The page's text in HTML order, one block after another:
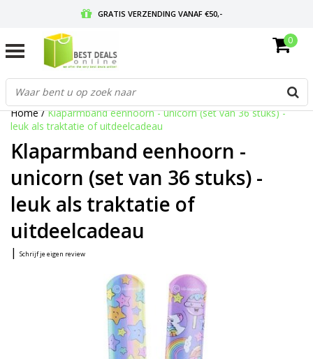
GRATIS VERZENDING VANAF €50,-
GRATIS RETOURNEREN EN 30 DAGEN BEDENKTIJD
0
Home/Klaparmband eenhoorn - unicorn (set van 36 stuks) -
leuk als traktatie of uitdeelcadeau
Klaparmband eenhoorn -
unicorn (set van 36 stuks) -
leuk als traktatie of
uitdeelcadeau
| Schrijf je eigen review